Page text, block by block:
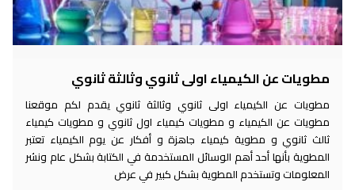
مطويات عن الكيمياء اولى ثانوي وثالثة ثانوي
مطويات عن الكيمياء اولى ثانوي وثالثة ثانوي يقدم لكم موقعنا
مطويات عن الكيمياء و مطويات كيمياء اول ثانوي و مطويات كيمياء
ثالث ثانوي و مطوية كيمياء جاهزة و أفكار عن يوم الكيمياء تعتبر
المطوية بأنها أحد أهم الوسائل المستخدمة في الكتابة بشكل عام ونشر
المعلومات وتستخدم المطوية بشكل كبير في عرض